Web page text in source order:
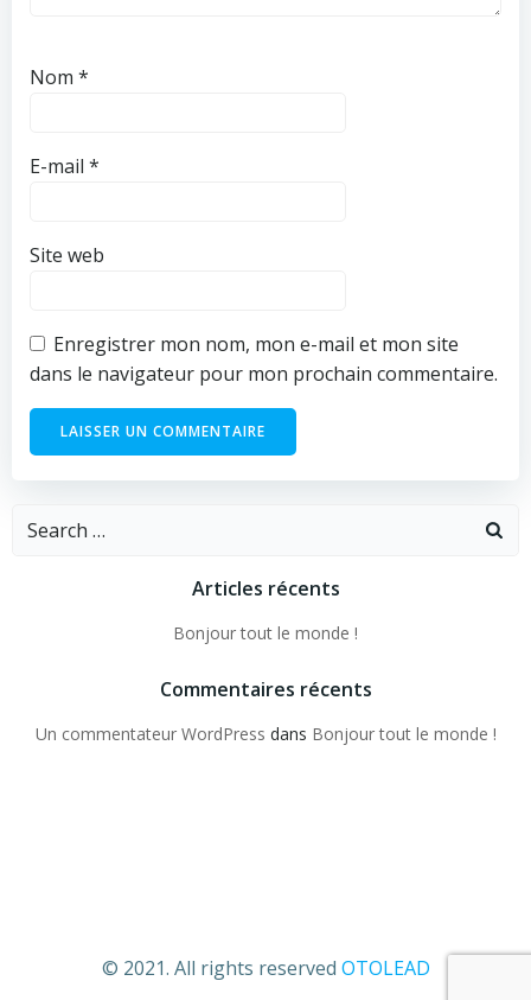
Nom *
E-mail *
Site web
Enregistrer mon nom, mon e-mail et mon site
dans le navigateur pour mon prochain commentaire.
Search
Articles récents
Bonjour tout le monde !
Commentaires récents
Un commentateur WordPress dans Bonjour tout le monde !
© 2021. All rights reserved OTOLEAD